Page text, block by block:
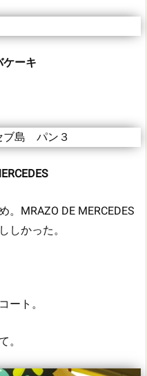
ケーキ
MRAZO DE MERCEDES
しかった。
ート。
。